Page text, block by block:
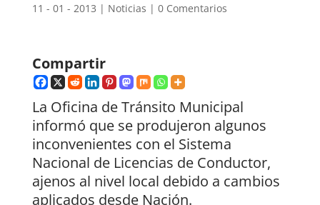
11 - 01 - 2013 | Noticias | 0 Comentarios
Compartir
La Oficina de Tránsito Municipal
informó que se produjeron algunos
inconvenientes con el Sistema
Nacional de Licencias de Conductor,
ajenos al nivel local debido a cambios
aplicados desde Nación.